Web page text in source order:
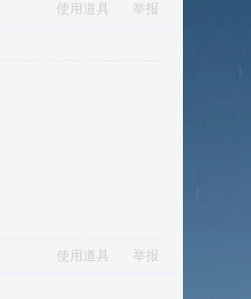
使用道具 举报
使用道具 举报